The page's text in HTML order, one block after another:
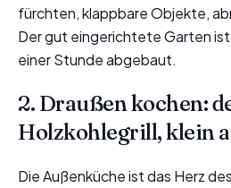
fürchten, klappbare Objekte,
Der gut eingerichtete Garten
einer Stunde abgebaut.
2. Draußen kochen:
Holzkohlegrill, klein
Die Außenküche ist das Herz